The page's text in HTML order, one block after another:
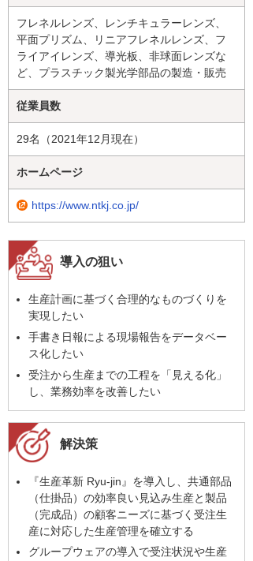
フレネルレンズ、レンチキュラーレンズ、
平面プリズム、リニアフレネルレンズ、フ
ライアイレンズ、導光板、非球面レンズな
ど、プラスチック製光学部品の製造・販売
従業員数
29名（2021年12月現在）
ホームページ
https://www.ntkj.co.jp/
導入の狙い
生産計画に基づく合理的なものづくりを
実現したい
手書き日報による現場報告をデータベー
ス化したい
受注から生産までの工程を「見える化」
し、業務効率を改善したい
解決策
『生産革新 Ryu-jin』を導入し、共通部品
（仕掛品）の効率良い見込み生産と製品
（完成品）の顧客ニーズに基づく受注生
産に対応した生産管理を確立する
グループウェアの導入で受注状況や生産